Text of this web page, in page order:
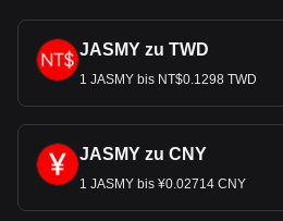
JASMY zu TWD
1 JASMY bis NT$0.1298 TWD
JASMY zu CNY
1 JASMY bis ¥0.02714 CNY